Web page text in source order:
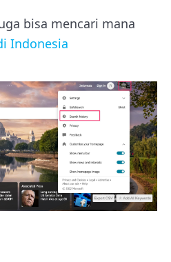
bisa mencari mana
Indonesia